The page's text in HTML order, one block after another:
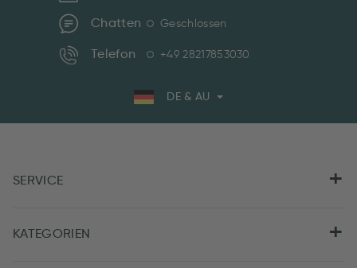
Chatten Geschlossen
Telefon +49 28217853030
DE & AU
SERVICE
KATEGORIEN